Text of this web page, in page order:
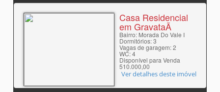
Casa Residencial
em GravataÃ­
Bairro: Morada Do Vale I
Dormitórios: 3
Vagas de garagem: 2
WC: 4
Disponível para Venda
510.000,00
Ver detalhes deste imóvel